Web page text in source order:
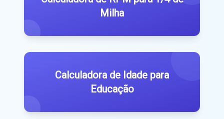
Milha
Calculadora de Idade para
Educação